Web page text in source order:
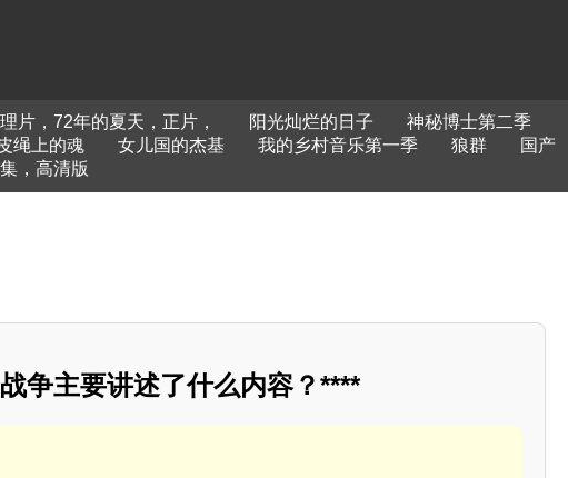
片，72年的夏天，正片， 阳光灿烂的日子
神秘博士第二季
绳上的魂 女儿国的杰基 我的乡村音乐第一季 狼群
国产
，高清版
争主要讲述了什么内容？****